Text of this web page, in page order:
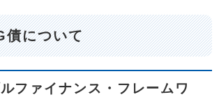
債について
ファイナンス・フレームワ